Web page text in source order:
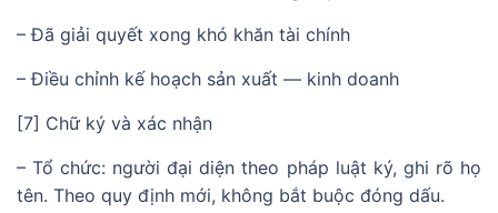
– Đã giải quyết xong khó khăn tài chính
– Điều chỉnh kế hoạch sản xuất — kinh doanh
[7] Chữ ký và xác nhận
– Tổ chức: người đại diện theo pháp luật ký, ghi rõ họ
tên. Theo quy định mới, không bắt buộc đóng dấu.